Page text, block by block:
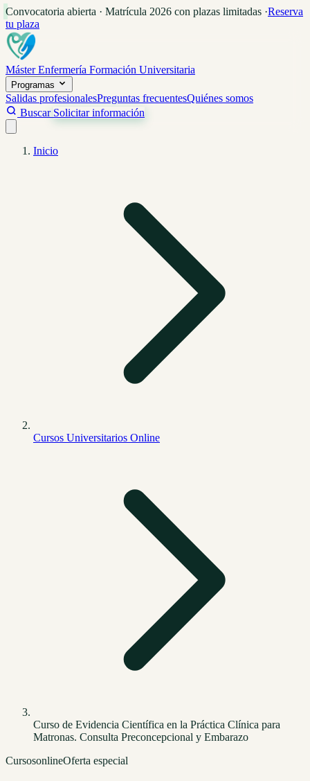
Convocatoria abierta · Matrícula 2026 con plazas limitadas ·Reserva
tu plaza
Máster Enfermería Formación Universitaria
Programas
Salidas profesionalesPreguntas frecuentesQuiénes somos
Buscar Solicitar información
Inicio
Cursos Universitarios Online
Curso de Evidencia Científica en la Práctica Clínica para
Matronas. Consulta Preconcepcional y Embarazo
CursosonlineOferta especial